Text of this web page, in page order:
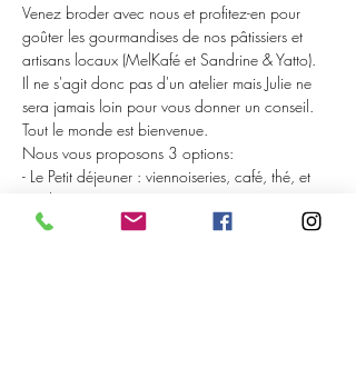
Venez broder avec nous et profitez-en pour
goûter les gourmandises de nos pâtissiers et
artisans locaux (MelKafé et Sandrine & Yatto).
Il ne s'agit donc pas d'un atelier mais Julie ne
sera jamais loin pour vous donner un conseil.
Tout le monde est bienvenue.
Nous vous proposons 3 options:
- Le Petit déjeuner : viennoiseries, café, thé, et
jus d'oranges.
- Le Petit déjeuner + Granola